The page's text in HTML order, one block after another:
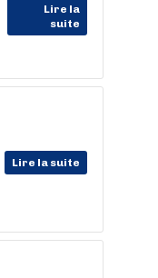
Lire la
suite
Lire la suite